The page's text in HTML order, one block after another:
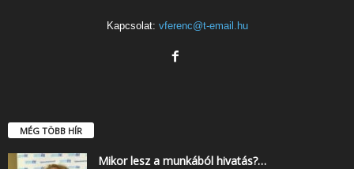
Kapcsolat: vferenc@t-email.hu
MÉG TÖBB HÍR
Mikor lesz a munkából hivatás?…